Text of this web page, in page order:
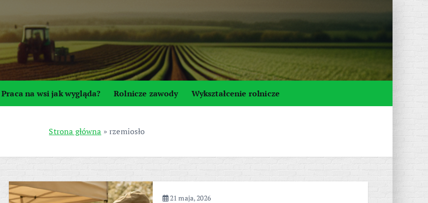
Praca na wsi jak wygląda? Rolnicze zawody Wykształcenie rolnicze
Strona główna »rzemiosło
21 maja, 2026